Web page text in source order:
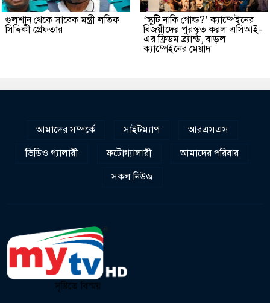
গুলশান থেকে সাবেক মন্ত্রী লতিফ
সিদ্দিকী গ্রেফতার
‘স্কুটি নাকি গোল্ড?’ ক্যাম্পেইনের
বিজয়ীদের পুরস্কৃত করল এসিআই-
এর ফ্রিডম ব্র্যান্ড, বাড়ল
ক্যাম্পেইনের মেয়াদ
আমাদের সম্পর্কে সাইটম্যাপ
আরএসএস
ভিডিও গ্যালারী
ফটোগ্যালারী
আমাদের পরিবার
সকল নিউজ